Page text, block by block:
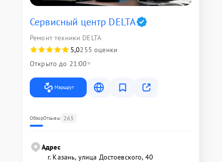
Сервисный центр DELTA
Ремонт техники DELTA
5,0255 оценки
Открыто до 21:00
Маршрут
ОбзорОтзывы 265
Адрес
г. Казань, улица Достоевского, 40